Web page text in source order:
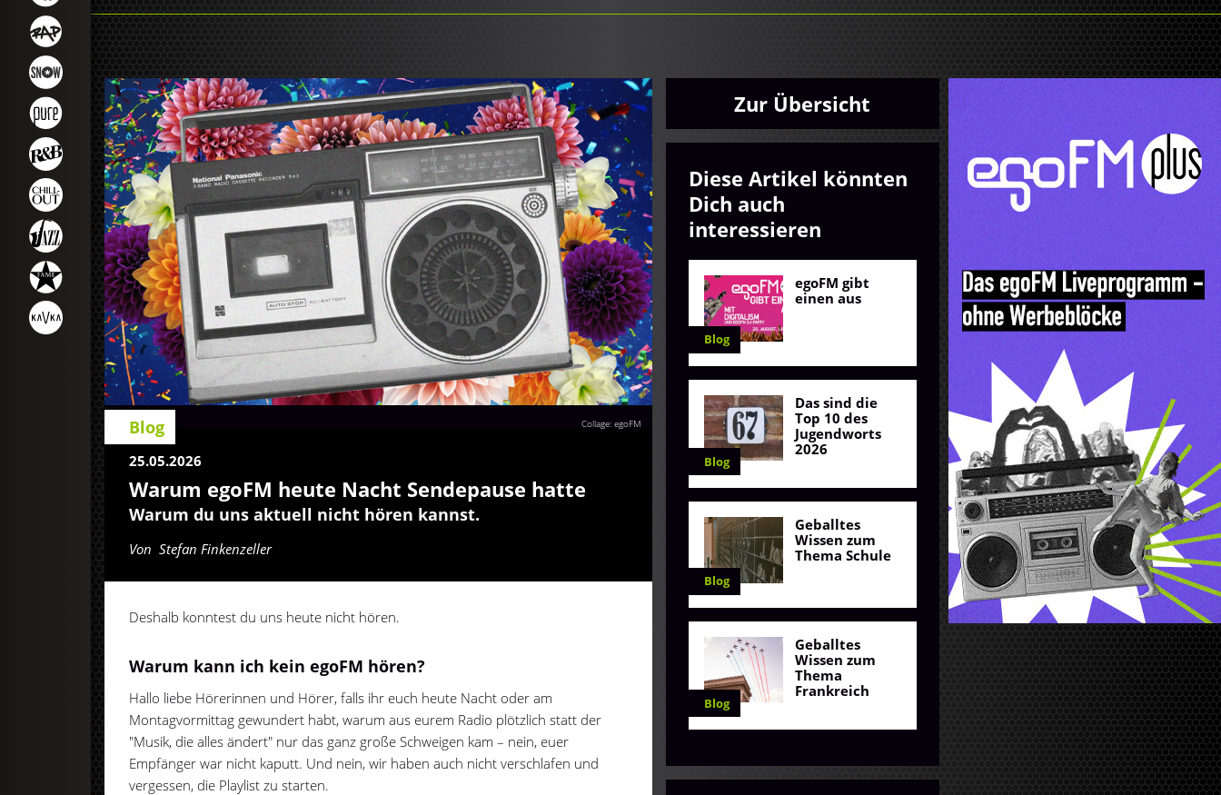
Collage: egoFM
Blog
25.05.2026
Warum egoFM heute Nacht Sendepause hatte
Warum du uns aktuell nicht hören kannst.
Von Stefan Finkenzeller
Deshalb konntest du uns heute nicht hören.
Warum kann ich kein egoFM hören?
Hallo liebe Hörerinnen und Hörer, falls ihr euch heute Nacht oder am
Montagvormittag gewundert habt, warum aus eurem Radio plötzlich statt der
"Musik, die alles ändert" nur das ganz große Schweigen kam – nein, euer
Empfänger war nicht kaputt. Und nein, wir haben auch nicht verschlafen und
vergessen, die Playlist zu starten.
Zur Übersicht
Diese Artikel könnten
Dich auch
interessieren
Blog
egoFM gibt
einen aus
Blog
Das sind die
Top 10 des
Jugendworts
2026
Blog
Geballtes
Wissen zum
Thema Schule
Blog
Geballtes
Wissen zum
Thema
Frankreich